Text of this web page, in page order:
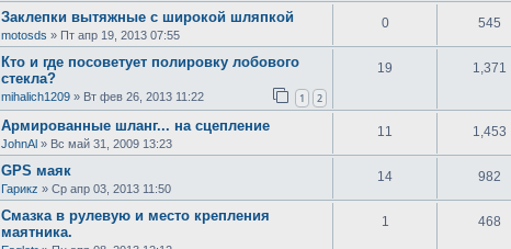
Заклепки вытяжные с широкой шляпкой
motosds » Пт апр 19, 2013 07:55
0 545
Кто и где посоветует полировку лобового
стекла?
mihalich1209 » Вт фев 26, 2013 11:22 1 2
19 1,371
Армированные шланг... на сцепление
JohnAl » Вс май 31, 2009 13:23
11 1,453
GPS маяк
Гарикz » Ср апр 03, 2013 11:50
14 982
Смазка в рулевую и место крепления
маятника.
1 468